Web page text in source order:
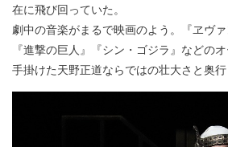
在に飛び回っていた。
劇中の音楽がまるで映画のよう。『ヱヴァ
『進撃の巨人』『シン・ゴジラ』などの
手掛けた天野正道ならではの壮大さと奥行